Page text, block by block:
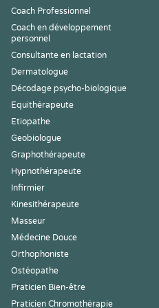
Coach Professionnel
Coach en développement
personnel
Consultante en lactation
Dermatologue
Décodage psycho-biologique
Equithérapeute
Etiopathe
Geobiologue
Graphothérapeute
Hypnothérapeute
Infirmier
Kinesithérapeute
Masseur
Médecine Douce
Orthophoniste
Ostéopathe
Praticien Bien-être
Praticien Chromothérapie